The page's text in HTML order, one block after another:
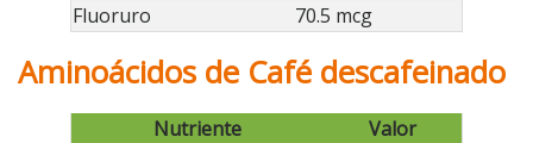
Fluoruro
70.5 mcg
Aminoácidos de Café descafeinado
Nutriente Valor